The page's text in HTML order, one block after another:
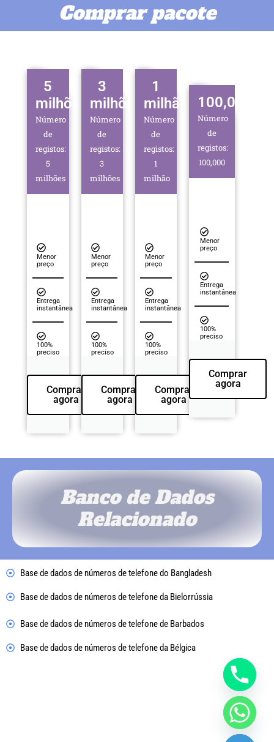
Comprar pacote
5
milhões
Número
de
registos:
5
milhões
Menor
preço
Entrega
instantânea
100%
preciso
Comprar
agora
3
milhões
Número
de
registos:
3
milhões
Menor
preço
Entrega
instantânea
100%
preciso
Comprar
agora
1
milhão
Número
de
registos:
1
milhão
Menor
preço
Entrega
instantânea
100%
preciso
Comprar
agora
100,000
Número
de
registos:
100,000
Menor
preço
Entrega
instantânea
100%
preciso
Comprar
agora
Banco de Dados
Relacionado
Base de dados de números de telefone do Bangladesh
Base de dados de números de telefone da Bielorrússia
Base de dados de números de telefone de Barbados
Base de dados de números de telefone da Bélgica